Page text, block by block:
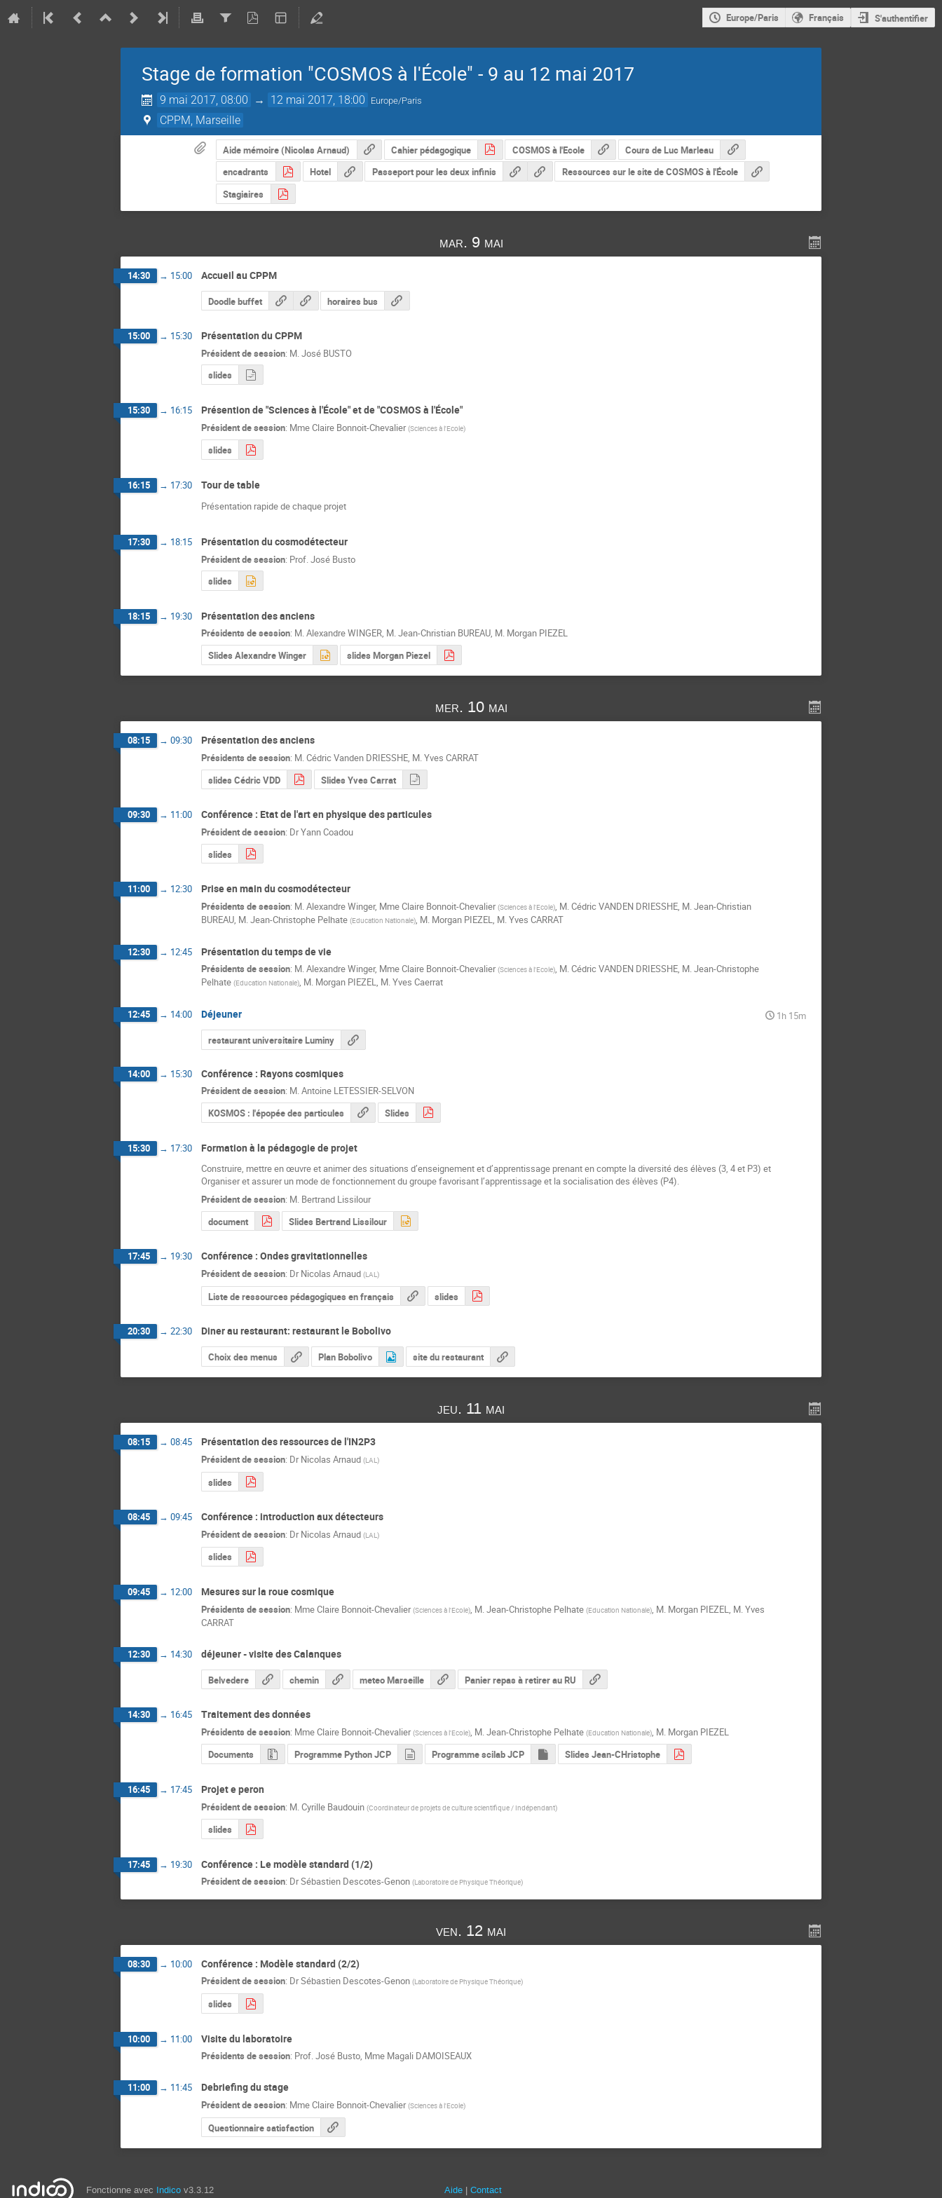
Europe/Paris Français S'authentifier
Stage de formation "COSMOS à l'École" - 9 au 12 mai 2017
9 mai 2017, 08:00 → 12 mai 2017, 18:00 Europe/Paris
CPPM, Marseille
Aide mémoire (Nicolas Arnaud) Cahier pédagogique COSMOS à l'Ecole
Cours de Luc Marleau
encadrants
Hotel Passeport pour les deux infinis
Ressources sur le site de COSMOS à l'École
Stagiaires
mar. 9 mai
14:30 → 15:00 Accueil au CPPM
Doodle buffet horaires bus
15:00 → 15:30 Présentation du CPPM
Président de session: M.José BUSTO
slides
15:30 → 16:15 Présention de "Sciences à l'École" et de "COSMOS à l'École"
Président de session: MmeClaire Bonnoit-Chevalier (Sciences à l'Ecole)
slides
16:15 → 17:30 Tour de table
Présentation rapide de chaque projet
17:30 → 18:15 Présentation du cosmodétecteur
Président de session: Prof.José Busto
slides
18:15 → 19:30 Présentation des anciens
Présidents de session: M.Alexandre WINGER, M.Jean-Christian BUREAU, M. Morgan PIEZEL
Slides Alexandre Winger
slides Morgan Piezel
mer. 10 mai
08:15 → 09:30 Présentation des anciens
Présidents de session: M.Cédric Vanden DRIESSHE, M.Yves CARRAT
slides Cédric VDD
Slides Yves Carrat
09:30 → 11:00 Conférence : Etat de l'art en physique des particules
Président de session: DrYann Coadou
slides
11:00 → 12:30 Prise en main du cosmodétecteur
Présidents de session: M.Alexandre Winger, MmeClaire Bonnoit-Chevalier (Sciences à l'Ecole), M.Cédric VANDEN DRIESSHE, M.Jean-Christian
BUREAU, M.Jean-Christophe Pelhate (Education Nationale), M. Morgan PIEZEL, M.Yves CARRAT
12:30 → 12:45 Présentation du temps de vie
Présidents de session: M.Alexandre Winger, MmeClaire Bonnoit-Chevalier (Sciences à l'Ecole), M.Cédric VANDEN DRIESSHE, M.Jean-Christophe
Pelhate (Education Nationale), M. Morgan PIEZEL, M.Yves Caerrat
12:45 → 14:00 Déjeuner
1h 15m
restaurant universitaire Luminy
14:00 → 15:30 Conférence : Rayons cosmiques
Président de session: M.Antoine LETESSIER-SELVON
KOSMOS : l'épopée des particules
Slides
15:30 → 17:30 Formation à la pédagogie de projet
Construire, mettre en œuvre et animer des situations d’enseignement et d’apprentissage prenant en compte la diversité des élèves (3, 4 et P3) et
Organiser et assurer un mode de fonctionnement du groupe favorisant l’apprentissage et la socialisation des élèves (P4).
Président de session: M. Bertrand Lissilour
document
Slides Bertrand Lissilour
17:45 → 19:30 Conférence : Ondes gravitationnelles
Président de session: Dr Nicolas Arnaud (LAL)
Liste de ressources pédagogiques en français slides
20:30 → 22:30 Diner au restaurant: restaurant le Bobolivo
Choix des menus Plan Bobolivo site du restaurant
jeu. 11 mai
08:15 → 08:45 Présentation des ressources de l'IN2P3
Président de session: Dr Nicolas Arnaud (LAL)
slides
08:45 → 09:45 Conférence : introduction aux détecteurs
Président de session: Dr Nicolas Arnaud (LAL )
slides
09:45 → 12:00 Mesures sur la roue cosmique
Présidents de session: MmeClaire Bonnoit-Chevalier (Sciences à l'Ecole), M.Jean-Christophe Pelhate (Education Nationale), M. Morgan PIEZEL, M.Yves
CARRAT
12:30 → 14:30 déjeuner - visite des Calanques
Belvedere chemin meteo Marseille Panier repas à retirer au RU
14:30 → 16:45 Traitement des données
Présidents de session: MmeClaire Bonnoit-Chevalier (Sciences à l'Ecole), M.Jean-Christophe Pelhate (Education Nationale), M. Morgan PIEZEL
Documents
Programme Python JCP Programme scilab JCP Slides Jean-CHristophe
16:45 → 17:45 Projet e peron
Président de session: M. Cyrille Baudouin (Coordinateur de projets de culture scientifique / Indépendant)
slides
17:45 → 19:30 Conférence : Le modèle standard (1/2)
Président de session: DrSébastien Descotes-Genon (Laboratoire de Physique Théorique)
ven. 12 mai
08:30 → 10:00 Conférence : Modèle standard (2/2)
Président de session: DrSébastien Descotes-Genon (Laboratoire de Physique Théorique)
slides
10:00 → 11:00 Visite du laboratoire
Présidents de session: Prof.José Busto, Mme Magali DAMOISEAUX
11:00 → 11:45 Debriefing du stage
Président de session: MmeClaire Bonnoit-Chevalier (Sciences à l'Ecole)
Questionnaire satisfaction
Fonctionne avec Indico v3.3.12 Aide Contact